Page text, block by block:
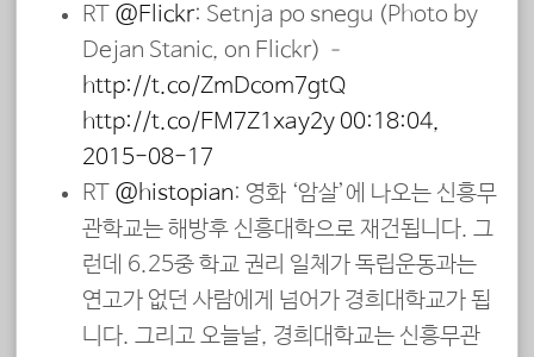
RT @Flickr: Setnja po snegu (Photo by
Dejan Stanic, on Flickr) –
http://t.co/ZmDcom7gtQ
http://t.co/EM7Z1xay2y 00:18:04,
2015-08-17
RT @histopian: 영화 ‘암살’에 나오는 신흥무
관학교는 해방후 신흥대학으로 재건됩니다. 그
런데 6.25중 학교 권리 일체가 독립운동과는
연고가 없던 사람에게 넘어가 경희대학교가 됩
니다. 그리고 오늘날, 경희대학교는 신흥무관